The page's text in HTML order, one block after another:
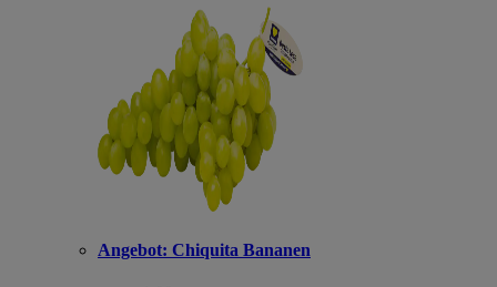
Angebot: Chiquita Bananen